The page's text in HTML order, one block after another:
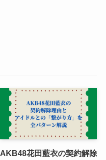
AKB48花田藍衣の契約解除